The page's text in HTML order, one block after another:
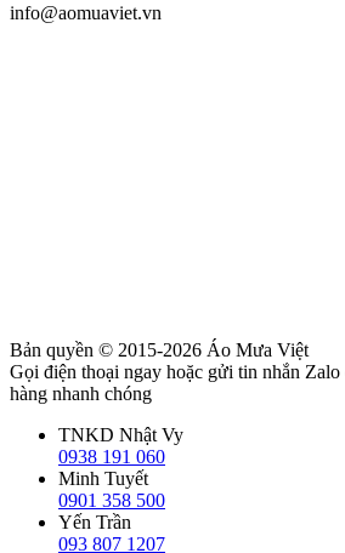
info@aomuaviet.vn
Bản quyền © 2015-2026 Áo Mưa Việt
Gọi điện thoại ngay hoặc gửi tin nhắn Zalo
hàng nhanh chóng
TNKD Nhật Vy
0938 191 060
Minh Tuyết
0901 358 500
Yến Trần
093 807 1207